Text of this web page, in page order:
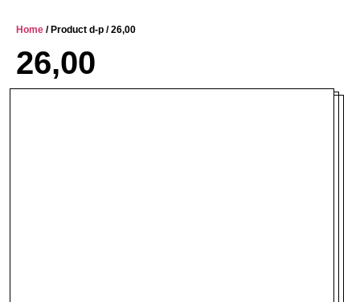
Home / Product d-p / 26,00
26,00